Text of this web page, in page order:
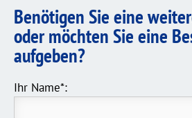
Benötigen Sie eine
oder möchten Sie eine
aufgeben?
Ihr Name*: